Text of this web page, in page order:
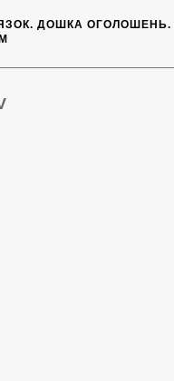
ДОШКА ОГОЛОШЕНЬ.